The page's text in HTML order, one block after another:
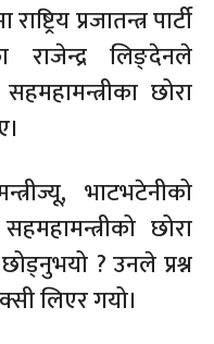
प्रजातन्त्र पार्टी
राजेन्द्र लिङ्देनले
छोरा
भाटभटेनीको
छोरा
? उनले प्रश्न
लिएर गयो।